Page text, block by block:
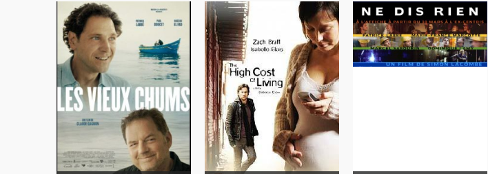
Kenny
C'est la cadence entre la